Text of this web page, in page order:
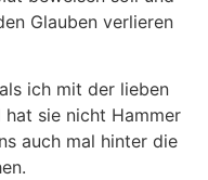
Glauben verlieren
ich mit der lieben
hat sie nicht Hammer
auch mal hinter die